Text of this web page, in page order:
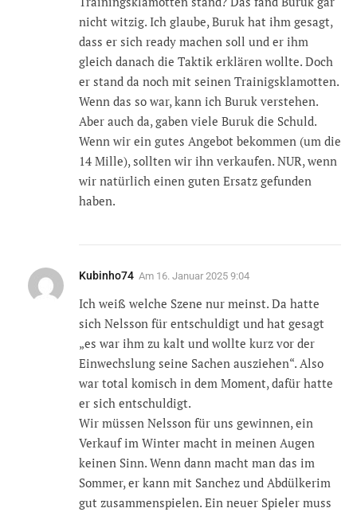
nicht witzig. Ich glaube, Buruk hat ihm gesagt,
dass er sich ready machen soll und er ihm
gleich danach die Taktik erklären wollte. Doch
er stand da noch mit seinen Trainigsklamotten.
Wenn das so war, kann ich Buruk verstehen.
Aber auch da, gaben viele Buruk die Schuld.
Wenn wir ein gutes Angebot bekommen (um die
14 Mille), sollten wir ihn verkaufen. NUR, wenn
wir natürlich einen guten Ersatz gefunden
haben.
Kubinho74 Am 16. Januar 2025 9:04
Ich weiß welche Szene nur meinst. Da hatte
sich Nelsson für entschuldigt und hat gesagt
„es war ihm zu kalt und wollte kurz vor der
Einwechslung seine Sachen ausziehen“. Also
war total komisch in dem Moment, dafür hatte
er sich entschuldigt.
Wir müssen Nelsson für uns gewinnen, ein
Verkauf im Winter macht in meinen Augen
keinen Sinn. Wenn dann macht man das im
Sommer, er kann mit Sanchez und Abdülkerim
gut zusammenspielen. Ein neuer Spieler muss